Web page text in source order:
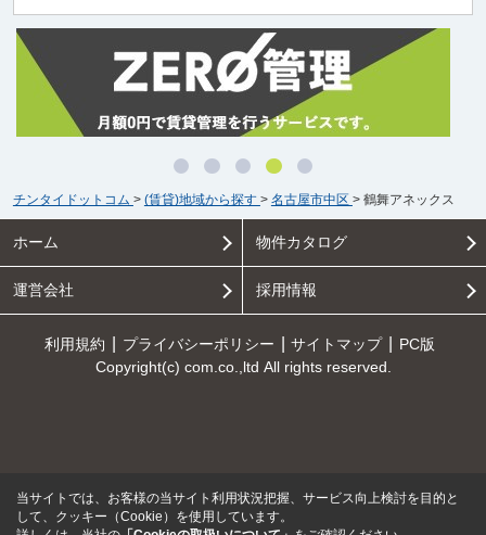
チンタイドットコム > (賃貸)地域から探す > 名古屋市中区 > 鶴舞アネックス
ホーム 物件カタログ
運営会社 採用情報
利用規約 プライバシーポリシー サイトマップ
PC版
Copyright(c) com.co.,ltd All rights reserved.
当サイトでは、お客様の当サイト利用状況把握、サービス向上検討を目的と
して、クッキー（Cookie）を使用しています。